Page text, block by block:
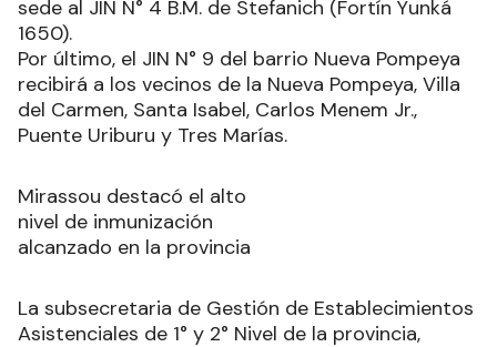
sede al JIN N° 4 B.M. de Stefanich (Fortín Yunká
1650).
Por último, el JIN N° 9 del barrio Nueva Pompeya
recibirá a los vecinos de la Nueva Pompeya, Villa
del Carmen, Santa Isabel, Carlos Menem Jr.,
Puente Uriburu y Tres Marías.
Mirassou destacó el alto
nivel de inmunización
alcanzado en la provincia
La subsecretaria de Gestión de Establecimientos
Asistenciales de 1° y 2° Nivel de la provincia,